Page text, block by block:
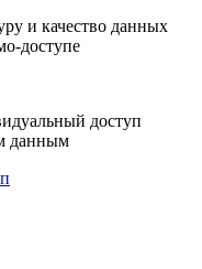
и качество данных
доступе
доступ
данным